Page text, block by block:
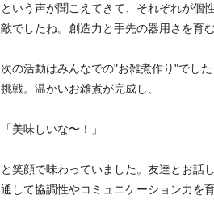
という声が聞こえてきて、それぞれが個
敵でしたね。創造力と手先の器用さを育
次の活動はみんなでの"お雑煮作り"でし
挑戦。温かいお雑煮が完成し、
「美味しいな〜！」
と笑顔で味わっていました。友達とお話
通して協調性やコミュニケーション力を